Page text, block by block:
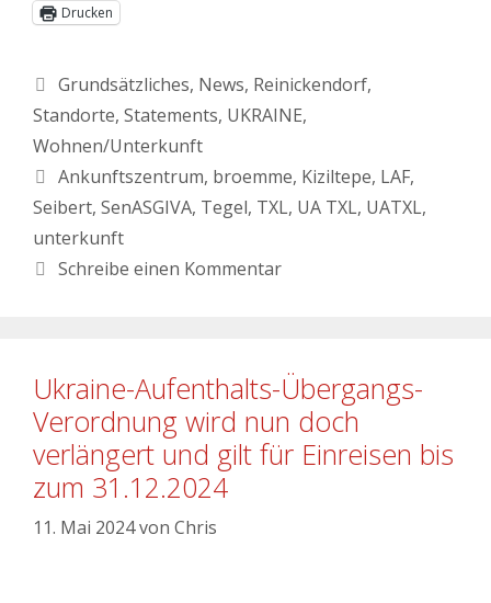
Drucken
Grundsätzliches, News, Reinickendorf,
Standorte, Statements, UKRAINE,
Wohnen/Unterkunft
Ankunftszentrum, broemme, Kiziltepe, LAF,
Seibert, SenASGIVA, Tegel, TXL, UA TXL, UATXL,
unterkunft
Schreibe einen Kommentar
Ukraine-Aufenthalts-Übergangs-
Verordnung wird nun doch
verlängert und gilt für Einreisen bis
zum 31.12.2024
11. Mai 2024von Chris